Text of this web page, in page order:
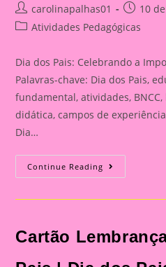
Post
author:
carolinapalhas01
Post
published:
10
PostAtividades Pedagógicas
Dia dos Pais: Celebrando a
Palavras-chave: Dia dos Pais,
fundamental, atividades,
didática, campos de
Dia…
Continue Reading Cartão
Lembrança
O
|
Dia
Cartão